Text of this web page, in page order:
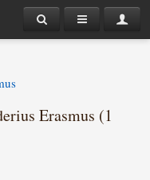
Erasmus (1